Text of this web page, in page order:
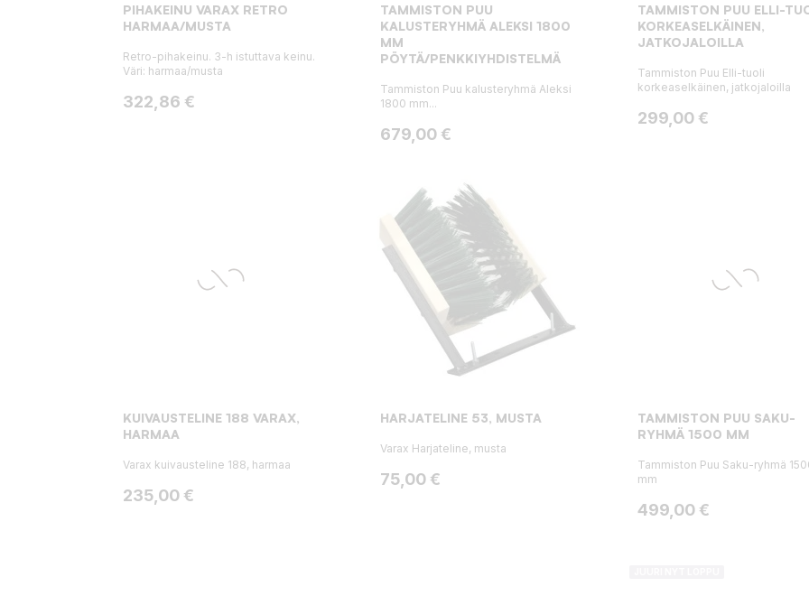
PIHAKEINU VARAX RETRO
HARMAA/MUSTA
Retro-pihakeinu. 3-h istuttava keinu.
Väri: harmaa/musta
Hinta
322,86 €
TAMMISTON PUU
KALUSTERYHMÄ ALEKSI 1800
MM
PÖYTÄ/PENKKIYHDISTELMÄ
Tammiston Puu kalusteryhmä Aleksi
1800 mm...
Hinta
679,00 €
TAMMISTON PUU ELLI-
KORKEASELKÄINEN,
JATKOJALOILLA
Tammiston Puu Elli-tuoli
korkeaselkäinen, jatkojaloilla
Hinta
299,00 €
KUIVAUSTELINE 188 VARAX,
HARMAA
Varax kuivausteline 188, harmaa
Hinta
235,00 €
HARJATELINE 53, MUSTA
Varax Harjateline, musta
Hinta
75,00 €
TAMMISTON PUU SAKU-
RYHMÄ 1500 MM
Tammiston Puu Saku-ryhmä
mm
Hinta
499,00 €